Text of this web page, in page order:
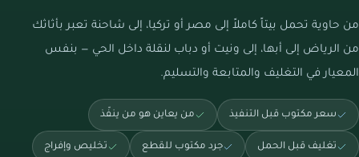
من حاوية تحمل بيتاً كاملاً إلى مصر أو تركيا، إلى شاحنة تعبر بأثاثك
من الرياض إلى أبها، إلى ونيت أو دباب لنقلة داخل الحي — بنفس
المعيار في التغليف والمتابعة والتسليم.
سعر مكتوب قبل التنفيذ من يعاين هو من ينفّذ
تغليف قبل الحمل جرد مكتوب للقطع تخليص وإفراج